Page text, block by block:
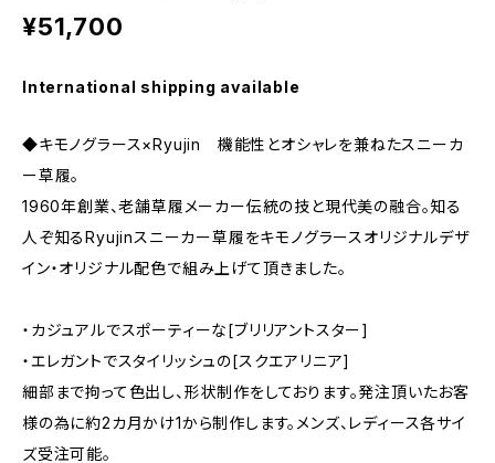
¥51,700
International shipping available
◆キモノグラース×Ryujin 機能性とオシャレを兼ねたスニーカ
ー草履。
1960年創業、老舗草履メーカー伝統の技と現代美の融合。知る
人ぞ知るRyujinスニーカー草履をキモノグラースオリジナルデザ
イン・オリジナル配色で組み上げて頂きました。
・カジュアルでスポーティーな[ブリリアントスター]
・エレガントでスタイリッシュの[スクエアリニア]
細部まで拘って色出し、形状制作をしております。発注頂いたお客
様の為に約2カ月かけ1から制作します。メンズ、レディース各サイ
ズ受注可能。